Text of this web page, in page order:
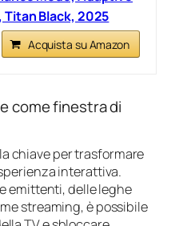
Black, 2025
Acquista su Amazon
come finestra di
chiave per trasformare
interattiva.
emittenti, delle leghe
streaming, è possibile